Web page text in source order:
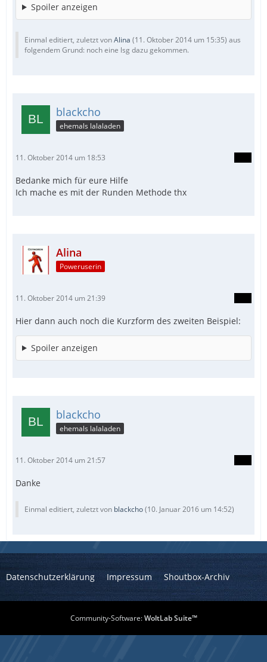
Spoiler anzeigen
Einmal editiert, zuletzt vonAlina (11. Oktober 2014 um 15:35) aus
folgendem Grund: noch eine lsg dazu gekommen.
blackcho
ehemals lalaladen
11. Oktober 2014 um 18:53
Bedanke mich für eure Hilfe
Ich mache es mit der Runden Methode thx
Alina
Poweruserin
11. Oktober 2014 um 21:39
Hier dann auch noch die Kurzform des zweiten Beispiel:
Spoiler anzeigen
blackcho
ehemals lalaladen
11. Oktober 2014 um 21:57
Danke
Einmal editiert, zuletzt von blackcho(10. Januar 2016 um 14:52)
Datenschutzerklärung Impressum Shoutbox-Archiv
Community-Software:WoltLab Suite™